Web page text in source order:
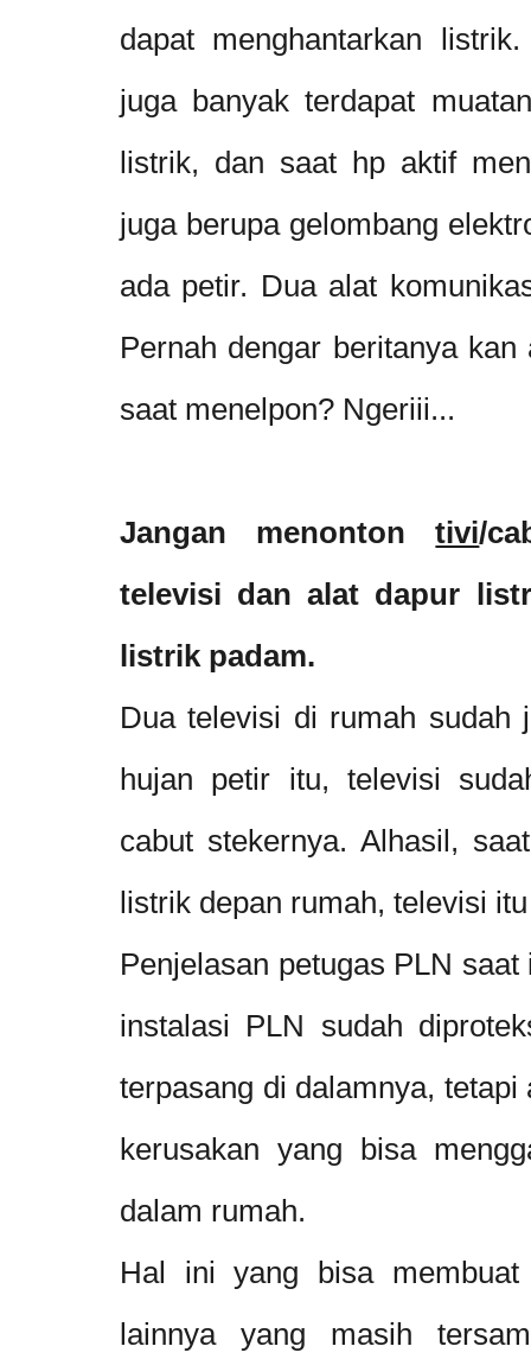
dapat menghantarkan
juga banyak terdapat
listrik, dan saat hp aktif
juga berupa gelombang
ada petir. Dua alat
Pernah dengar beritanya
saat menelpon? Ngeriii...
Jangan menontontivi/
televisi dan alat dapur
listrik padam.
Dua televisi di rumah sudah
hujan petir itu, televisi
cabut stekernya. Alhasil,
listrik depan rumah, televisi
Penjelasan petugas PLN
instalasi PLN sudah
terpasang di dalamnya,
kerusakan yang bisa
dalam rumah.
Hal ini yang bisa
lainnya yang masih